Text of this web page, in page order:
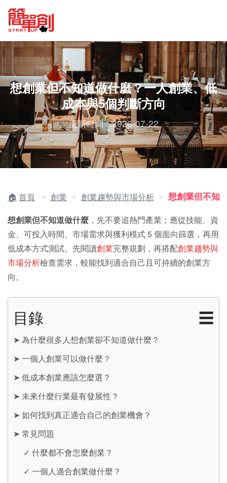
想創業但不知道做什麼？一人創業、低
成本與5個判斷方向
更新時間：2026-07-22
首頁 ＞ 創業 ＞ 創業趨勢與市場分析 ＞ 想創業但不知
想創業但不知道做什麼 ，先不要追熱門產業；應從技能、資
金、可投入時間、市場需求與獲利模式 5 個面向篩選，再用
低成本方式測試。先閱讀創業完整規劃，再搭配創業趨勢與
市場分析檢查需求，較能找到適合自己且可持續的創業方
向。
目錄 ☰
➤ 為什麼很多人想創業卻不知道做什麼？
➤ 一個人創業可以做什麼？
➤ 低成本創業應該怎麼選？
➤ 未來什麼行業最有發展性？
➤ 如何找到真正適合自己的創業機會？
➤ 常見問題
✓ 什麼都不會怎麼創業？
✓ 一個人適合創業做什麼？